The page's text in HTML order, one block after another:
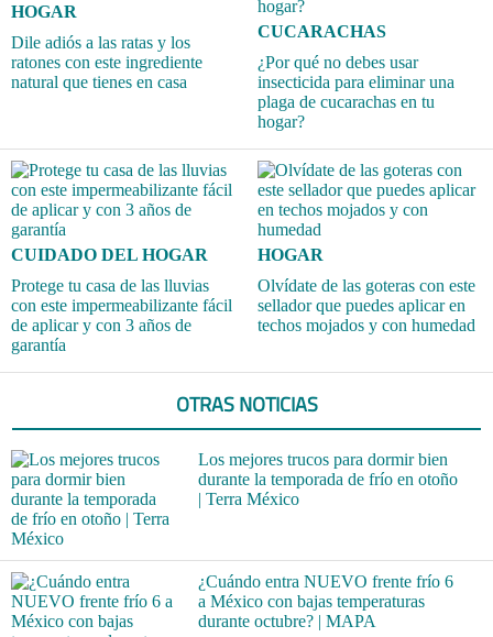
HOGAR
Dile adiós a las ratas y los
ratones con este ingrediente
natural que tienes en casa
CUCARACHAS
¿Por qué no debes usar
insecticida para eliminar una
plaga de cucarachas en tu
hogar?
CUIDADO DEL HOGAR
Protege tu casa de las lluvias
con este impermeabilizante fácil
de aplicar y con 3 años de
garantía
HOGAR
Olvídate de las goteras con este
sellador que puedes aplicar en
techos mojados y con humedad
OTRAS NOTICIAS
Los mejores trucos para dormir bien
durante la temporada de frío en otoño
| Terra México
¿Cuándo entra NUEVO frente frío 6
a México con bajas temperaturas
durante octubre? | MAPA